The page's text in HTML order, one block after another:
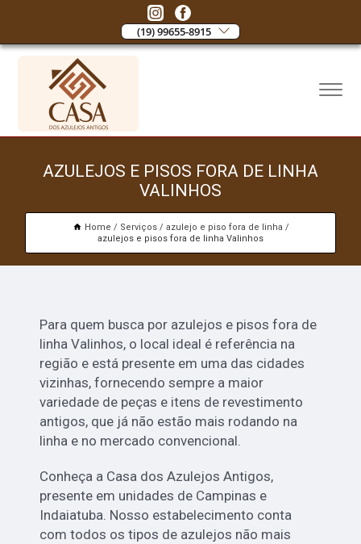
(19) 99655-8915
AZULEJOS E PISOS FORA DE LINHA
VALINHOS
Home Serviços
azulejo e piso fora de linha
azulejos e pisos fora de linha Valinhos
Para quem busca por azulejos e pisos fora de
linha Valinhos, o local ideal é referência na
região e está presente em uma das cidades
vizinhas, fornecendo sempre a maior
variedade de peças e itens de revestimento
antigos, que já não estão mais rodando na
linha e no mercado convencional.
Conheça a Casa dos Azulejos Antigos,
presente em unidades de Campinas e
Indaiatuba. Nosso estabelecimento conta
com todos os tipos de azulejos não mais